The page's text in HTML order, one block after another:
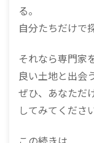
る。
自分たちだけで
それなら専門家
良い土地と出会
ぜひ、あなただ
してみてくださ